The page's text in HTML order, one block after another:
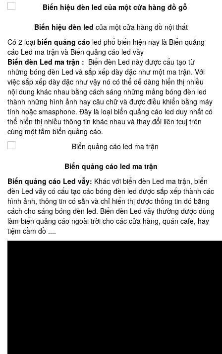
Biển hiệu đèn led của một cửa hàng đồ nội thất
Có 2 loại biển quảng cáo led phổ biến hiện nay là Biển quảng
cáo Led ma trận và Biển quảng cáo led vẫy
Biển đèn Led ma trận : Biển đèn Led này được cấu tạo từ
những bóng đèn Led và sắp xếp dày đặc như một ma trận. Với
việc sắp xếp dày đặc như vậy nó có thể dễ dàng hiển thị nhiều
nội dung khác nhau bằng cách sáng những mảng bóng đèn led
thành những hình ảnh hay câu chữ và được điều khiển bằng máy
tính hoặc smasphone. Đây là loại biển quảng cáo led duy nhất có
thể hiển thị nhiều thông tin khác nhau và thay đổi liên tcuj trên
cùng một tấm biển quảng cáo.
Biển quảng cáo led ma trận
Biển quảng cáo Led vẫy: Khác với biển đèn Led ma trận, biển
đèn Led vẫy có cấu tạo các bóng đèn led được sắp xếp thành các
hình ảnh, thông tin có sẵn và chỉ hiển thị được thông tin đó bằng
cách cho sáng bóng đèn led. Biển đèn Led vẫy thường được dùng
làm biển quảng cáo ngoài trời cho các cửa hàng, quán cafe, hay
tiệm cầm đồ ....